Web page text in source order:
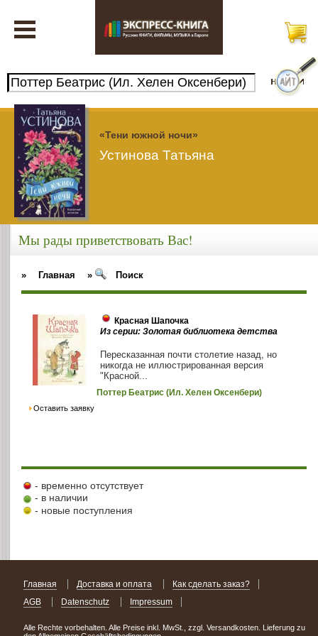
«Тени южной ночи»
Устинова Татьяна
Мы рады приветствовать Вас!
» Главная » Поиск
Красная Шапочка
Из серии: Золотая библиотека детства
Пересказанная почти столетие назад, но
никогда не иллюстрированная версия
"Красной...
Поттер Беатрис (Ил. Хелен Оксенбери)
Оставить заявку
- временно отсутствует
- в наличии
- новые поступления
Главная Доставка и оплата
Как сделать заказ?
AGB
Datenschutz Impressum
Alle Rechte vorbehalten. Alle Preise inkl. MwSt., zzgl. Versandkosten. Lieferung zu